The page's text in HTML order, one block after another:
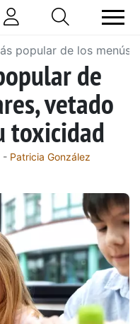
popular de los menús
de
vetado
toxicidad
- Patricia González